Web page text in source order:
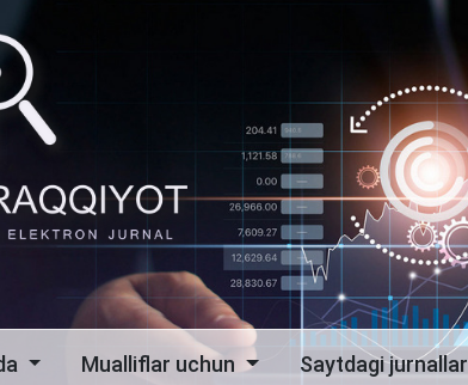
Mualliflar uchun Saytdagi jurnallar